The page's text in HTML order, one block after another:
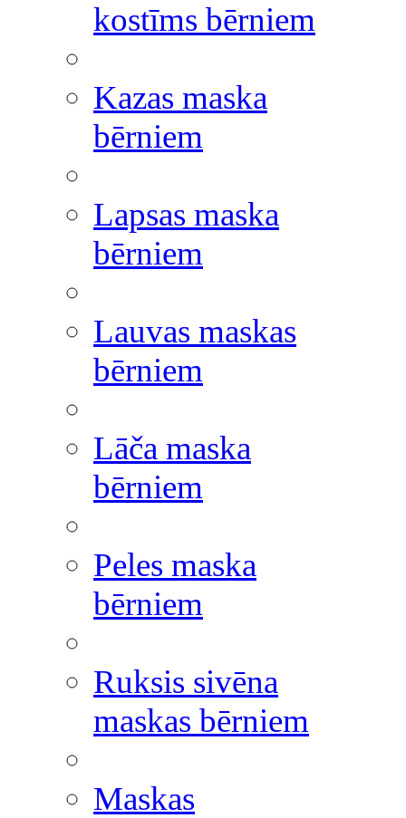
kostīms bērniem
Kazas maska
bērniem
Lapsas maska
bērniem
Lauvas maskas
bērniem
Lāča maska
bērniem
Peles maska
bērniem
Ruksis sivēna
maskas bērniem
Maskas